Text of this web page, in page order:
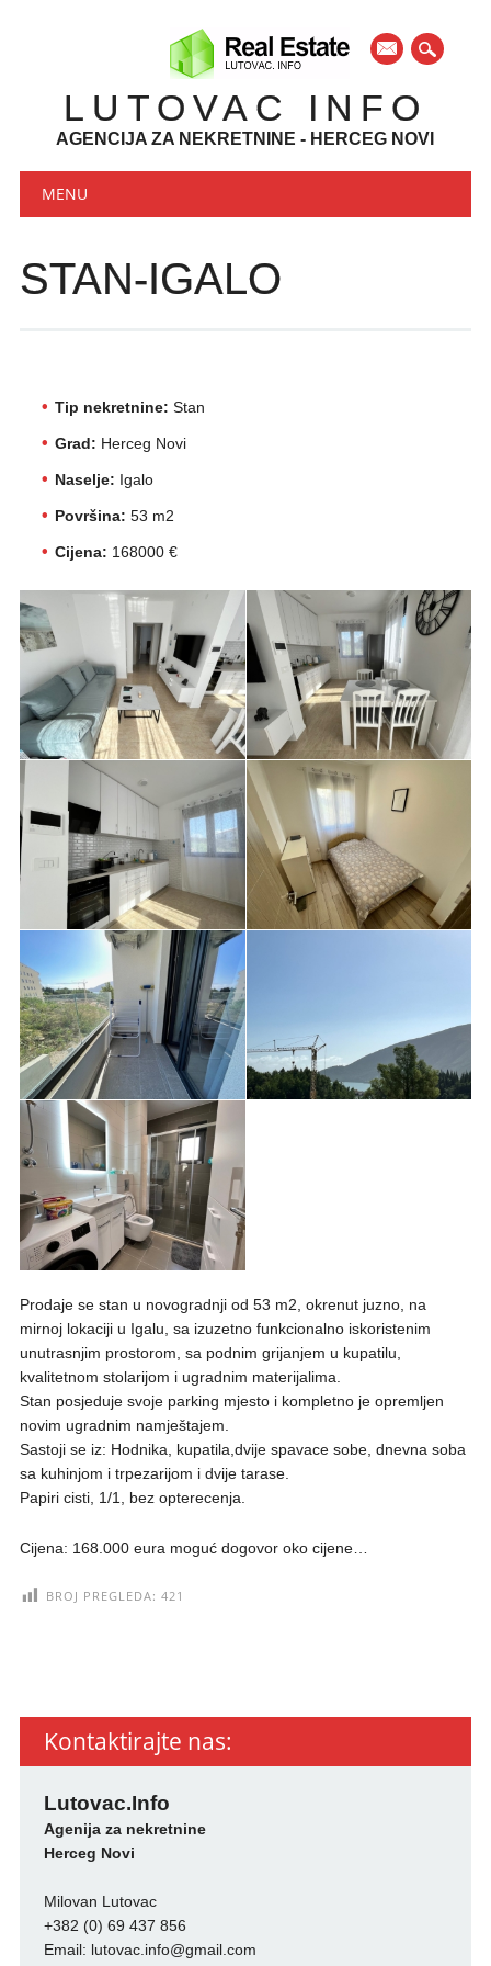
mail
LUTOVAC INFO
AGENCIJA ZA NEKRETNINE - HERCEG NOVI
Main menu
MENU
STAN-IGALO
Tip nekretnine: Stan
Grad: Herceg Novi
Naselje: Igalo
Površina: 53 m2
Cijena: 168000 €
Prodaje se stan u novogradnji od 53 m2, okrenut juzno, na
mirnoj lokaciji u Igalu, sa izuzetno funkcionalno iskoristenim
unutrasnjim prostorom, sa podnim grijanjem u kupatilu,
kvalitetnom stolarijom i ugradnim materijalima.
Stan posjeduje svoje parking mjesto i kompletno je opremljen
novim ugradnim namještajem.
Sastoji se iz: Hodnika, kupatila,dvije spavace sobe, dnevna soba
sa kuhinjom i trpezarijom i dvije tarase.
Papiri cisti, 1/1, bez opterecenja.
Cijena: 168.000 eura moguć dogovor oko cijene…
BROJ PREGLEDA: 421
Kontaktirajte nas:
Lutovac.Info
Agenija za nekretnine
Herceg Novi
Milovan Lutovac
+382 (0) 69 437 856
Email: lutovac.info@gmail.com